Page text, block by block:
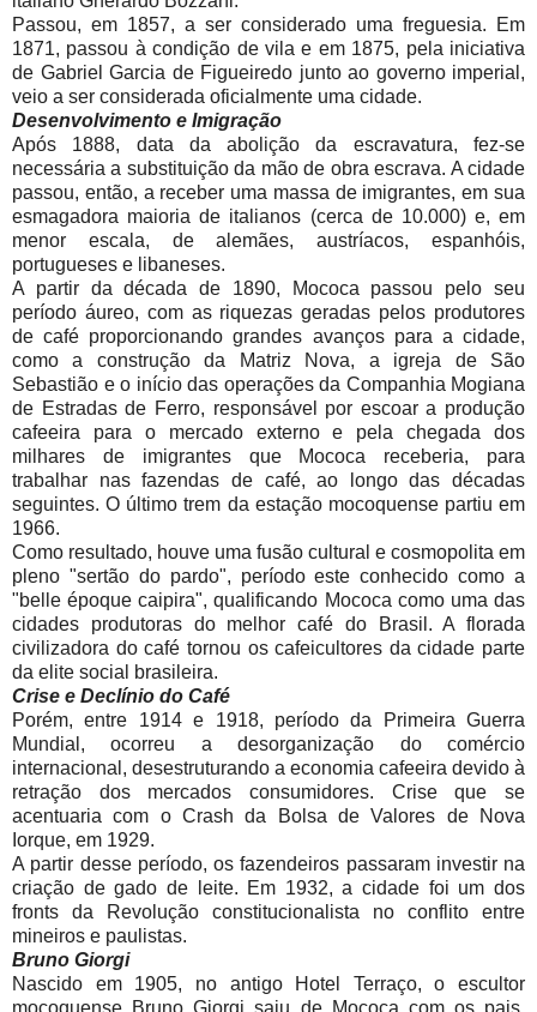
Passou, em 1857, a ser considerado uma freguesia. Em
1871, passou à condição de vila e em 1875, pela iniciativa
de Gabriel Garcia de Figueiredo junto ao governo imperial,
veio a ser considerada oficialmente uma cidade.
Desenvolvimento e Imigração
Após 1888, data da abolição da escravatura, fez-se
necessária a substituição da mão de obra escrava. A cidade
passou, então, a receber uma massa de imigrantes, em sua
esmagadora maioria de italianos (cerca de 10.000) e, em
menor escala, de alemães, austríacos, espanhóis,
portugueses e libaneses.
A partir da década de 1890, Mococa passou pelo seu
período áureo, com as riquezas geradas pelos produtores
de café proporcionando grandes avanços para a cidade,
como a construção da Matriz Nova, a igreja de São
Sebastião e o início das operações da Companhia Mogiana
de Estradas de Ferro, responsável por escoar a produção
cafeeira para o mercado externo e pela chegada dos
milhares de imigrantes que Mococa receberia, para
trabalhar nas fazendas de café, ao longo das décadas
seguintes. O último trem da estação mocoquense partiu em
1966.
Como resultado, houve uma fusão cultural e cosmopolita em
pleno "sertão do pardo", período este conhecido como a
"belle époque caipira", qualificando Mococa como uma das
cidades produtoras do melhor café do Brasil. A florada
civilizadora do café tornou os cafeicultores da cidade parte
da elite social brasileira.
Crise e Declínio do Café
Porém, entre 1914 e 1918, período da Primeira Guerra
Mundial, ocorreu a desorganização do comércio
internacional, desestruturando a economia cafeeira devido à
retração dos mercados consumidores. Crise que se
acentuaria com o Crash da Bolsa de Valores de Nova
Iorque, em 1929.
A partir desse período, os fazendeiros passaram investir na
criação de gado de leite. Em 1932, a cidade foi um dos
fronts da Revolução constitucionalista no conflito entre
mineiros e paulistas.
Bruno Giorgi
Nascido em 1905, no antigo Hotel Terraço, o escultor
mocoquense Bruno Giorgi saiu de Mococa com os pais,